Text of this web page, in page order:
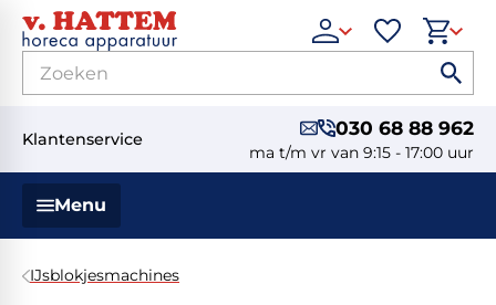
Klantenservice 030 68 88 962
ma t/m vr van 9:15 - 17:00 uur
Menu
IJsblokjesmachines